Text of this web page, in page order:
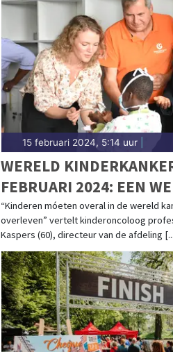
15 februari 2024, 5:14 uur
WERELD
FEBRUARI 2024: EEN
ZONDER
“Kinderen móeten overal in de wereld
overleven” vertelt kinderoncoloog
Kaspers (60), directeur van de afdeling